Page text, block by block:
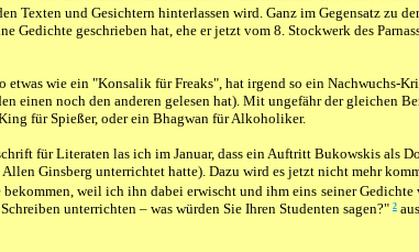
Texten und Gesichtern hinterlassen wird. Ganz im Gegensatz zu
Gedichte geschrieben hat, ehe er jetzt vom 8. Stockwerk des
wie ein "Konsalik für Freaks", hat irgend so ein Nachwuchs-
einen noch den anderen gelesen hat). Mit ungefähr der gleichen
für Spießer, oder ein Bhagwan für Alkoholiker.
für Literaten las ich im Januar, dass ein Auftritt Bukowskis als
Ginsberg unterrichtet hatte). Dazu wird es jetzt nicht mehr
weil ich ihn dabei erwischt und ihm eins seiner Gedichte
unterrichten – was würden Sie Ihren Studenten sagen?" 2